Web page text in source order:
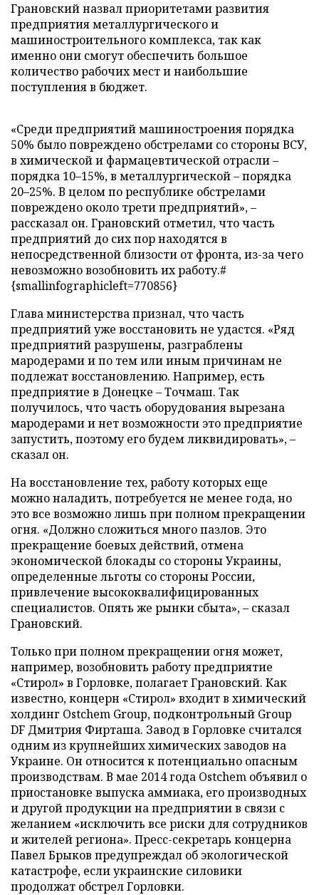
Грановский назвал приоритетами развития
предприятия металлургического и
машиностроительного комплекса, так как
именно они смогут обеспечить большое
количество рабочих мест и наибольшие
поступления в бюджет.
«Среди предприятий машиностроения порядка
50% было повреждено обстрелами со стороны ВСУ,
в химической и фармацевтической отрасли –
порядка 10–15%, в металлургической – порядка
20–25%. В целом по республике обстрелами
повреждено около трети предприятий», –
рассказал он. Грановский отметил, что часть
предприятий до сих пор находятся в
непосредственной близости от фронта, из-за чего
невозможно возобновить их работу.#
{smallinfographicleft=770856}
Глава министерства признал, что часть
предприятий уже восстановить не удастся. «Ряд
предприятий разрушены, разграблены
мародерами и по тем или иным причинам не
подлежат восстановлению. Например, есть
предприятие в Донецке – Точмаш. Так
получилось, что часть оборудования вырезана
мародерами и нет возможности это предприятие
запустить, поэтому его будем ликвидировать», –
сказал он.
На восстановление тех, работу которых еще
можно наладить, потребуется не менее года, но
это все возможно лишь при полном прекращении
огня. «Должно сложиться много пазлов. Это
прекращение боевых действий, отмена
экономической блокады со стороны Украины,
определенные льготы со стороны России,
привлечение высококвалифицированных
специалистов. Опять же рынки сбыта», – сказал
Грановский.
Только при полном прекращении огня может,
например, возобновить работу предприятие
«Стирол» в Горловке, полагает Грановский. Как
известно, концерн «Стирол» входит в химический
холдинг Ostchem Group, подконтрольный Group
DF Дмитрия Фирташа. Завод в Горловке считался
одним из крупнейших химических заводов на
Украине. Он относится к потенциально опасным
производствам. В мае 2014 года Ostchem объявил о
приостановке выпуска аммиака, его производных
и другой продукции на предприятии в связи с
желанием «исключить все риски для сотрудников
и жителей региона». Пресс-секретарь концерна
Павел Брыков предупреждал об экологической
катастрофе, если украинские силовики
продолжат обстрел Горловки.